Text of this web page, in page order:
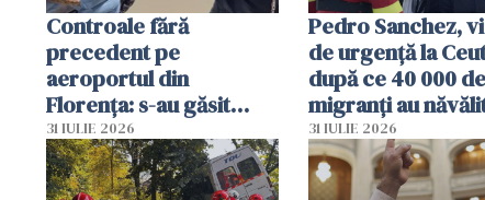
Controale fără
precedent pe
aeroportul din
Florența: s-au găsit
capete de aligator și o
sumă imensă de bani
31 IULIE 2026
Pedro Sanchez,
de urgență la
după ce 40 000 de
migranți au
teritoriul spaniol:
mobiliza toate
resursele"
31 IULIE 2026